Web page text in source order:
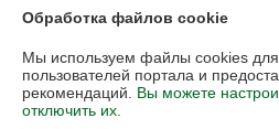
57 отзывов за всё время
Иван
Обработка файлов cookie
Мы используем файлы cookies для
пользователей портала и
рекомендаций. Вы можете
отключить их.